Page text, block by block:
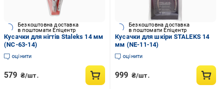
Безкоштовна доставка
в поштомати Епіцентр
Кусачки для нігтів Staleks 14 мм
(NC-63-14)
оцінити
579 ₴/шт.
Безкоштовна доставка
в поштомати Епіцентр
Кусачки для шкіри STALEKS 14
мм (NE-11-14)
оцінити
999 ₴/шт.